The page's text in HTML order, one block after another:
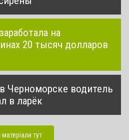
на
20 тысяч долларов
Черноморске водитель
в ларёк
матеріали тут